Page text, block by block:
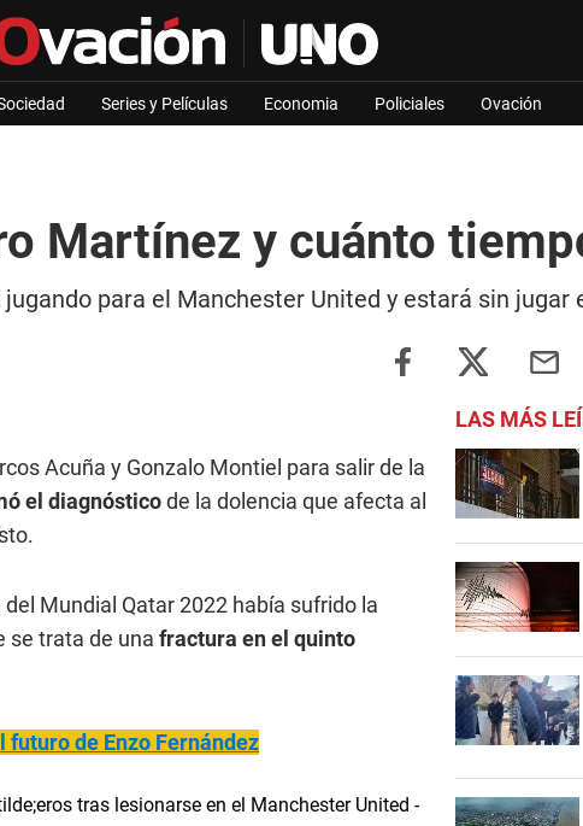
Series y Películas Economia Policiales Ovación
Martínez y cuánto
para el Manchester United y estará sin jugar
Acuña y Gonzalo Montiel para salir de la
el diagnósticode la dolencia que afecta al
Mundial Qatar 2022 había sufrido la
se trata de una fractura en el quinto
de Enzo Fernández
LAS MÁS